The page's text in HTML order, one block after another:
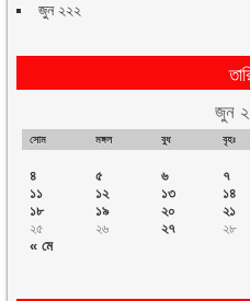
জুন ২২২
জুন
সোম মঙ্গল বুধ বৃহঃ
« মে
৪
৫ ৬ ৭
১১
১২ ১৩ ১৪
১৮
১৯ ২০ ২১
২৫
২৬ ২৭ ২৮